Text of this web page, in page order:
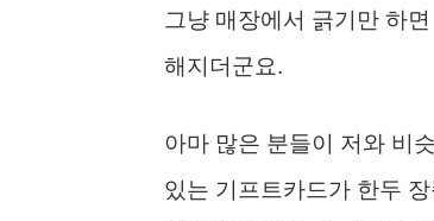
그냥 매장에서 긁기만 하
해지더군요.
아마 많은 분들이 저와 비
있는 기프트카드가 한두